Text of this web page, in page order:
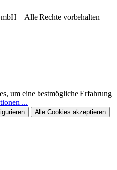
– Alle Rechte vorbehalten
um eine bestmögliche Erfahrung
...
Alle Cookies akzeptieren